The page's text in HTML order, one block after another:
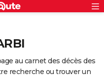
au carnet des décès des
recherche ou trouver un